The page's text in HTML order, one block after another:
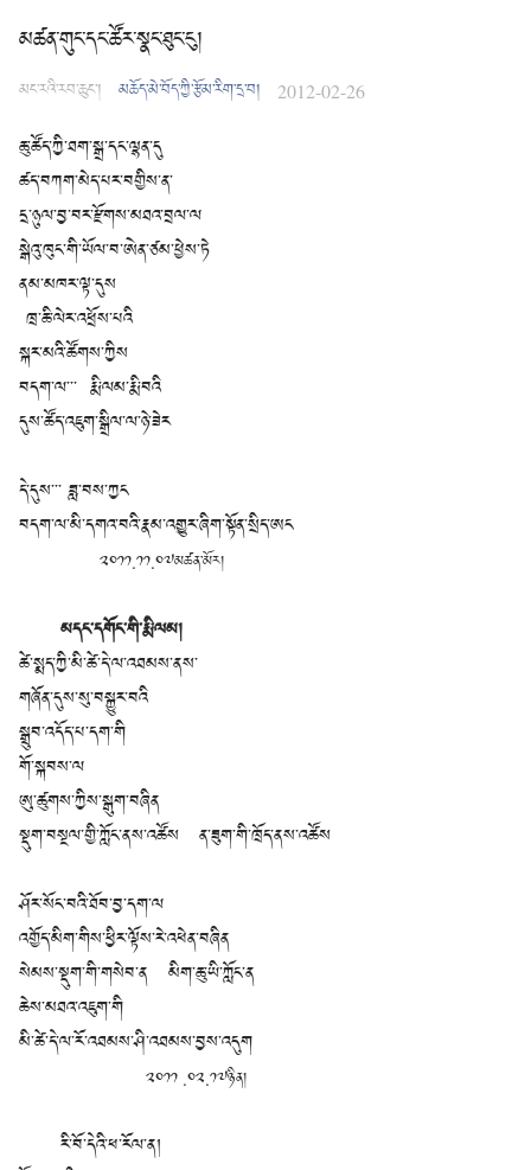
མཚན་གུང་དང་ཚོར་སྣང་ཐུང་ངུ།
མང་རའི་རབ་ཆུང་། མཆོད་མེ་བོད་ཀྱི་རྩོམ་རིག་དྲ་བ། 2012-02-26
ཆུ་ཚོད་ཀྱི་ཐག་སྒྲ་དང་ལྷན་དུ
ཚད་བཀག་མེད་པར་བགྱིས་ན་
དྲ་ཉུལ་བྱ་བར་རྫོགས་མཐའ་བྲལ་ལ
སྒེའུ་ཁུང་གི་ཡོལ་བ་ཨེན་ཙམ་ཕྱེས་ཏེ
ནམ་མཁར་ལྟ་དུས
ཁྲ་ཆི་ལེར་འཕྲོས་པའི
སྐར་མའི་ཚོགས་ཀྱིས
བདག་ལ་་་ རྨི་ལམ་རྨི་བའི
དུས་ཚོད་འཇུག་སྒྲིལ་ལ་ཉེ་ཟེར
དེ་དུས་་་ ཟླ་བས་ཀྱང
བདག་ལ་མི་དགའ་བའི་རྣམ་འགྱུར་ཞིག་སྟོན་སྲིད་ཨང
༢༠༡༡.༡༡.༠༧མཚན་མོར།
མདང་དགོང་གི་རྨི་ལམ།
ཚེ་སྨད་ཀྱི་མི་ཚེ་དེ་ལ་འཐམས་ནས་
གཞོན་དུས་སུ་བསྐྱུར་བའི
སྒྲུབ་འདོད་པ་དག་གི
གོ་སྐབས་ལ
ཨུ་ཚུགས་ཀྱིས་སྒུག་བཞིན
སྡུག་བསྔལ་གྱི་ཀློང་ནས་འཚོས ན་ཟུག་གི་ཁྲོད་ནས་འཚོས
ཤོར་སོང་བའི་ཐོབ་བྱ་དག་ལ
འགྱོད་མིག་གིས་ཕྱིར་ལྟོས་རེ་འཕེན་བཞིན
སེམས་སྡུག་གི་གསེབ་ན མིག་ཆུ་ཡི་ཀློང་ན
ཆེས་མཐའ་འཇུག་གི
མི་ཚེ་དེ་ལ་རོ་འཐམས་ཤི་འཐམས་བྱས་འདུག
༢༠༡༡ .༠༢.༡༧ཉིན།
རི་བོ་དེའི་ཕ་རོལ་ན།